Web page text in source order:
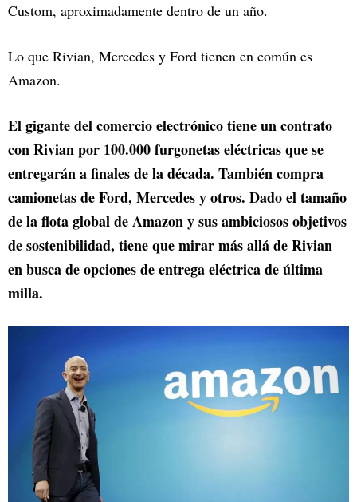
Custom, aproximadamente dentro de un año.
Lo que Rivian, Mercedes y Ford tienen en común es
Amazon.
El gigante del comercio electrónico tiene un contrato
con Rivian por 100.000 furgonetas eléctricas que se
entregarán a finales de la década. También compra
camionetas de Ford, Mercedes y otros. Dado el tamaño
de la flota global de Amazon y sus ambiciosos objetivos
de sostenibilidad, tiene que mirar más allá de Rivian
en busca de opciones de entrega eléctrica de última
milla.